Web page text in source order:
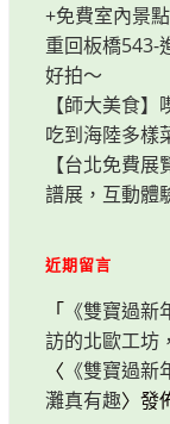
+免費室內景
重回板橋543-
好拍～
【師大美食
吃到海陸多樣
【台北免費
譜展，互動體
近期留言
「 《雙寶過
訪的北歐工坊
〈 《雙寶過
灘真有趣〉發